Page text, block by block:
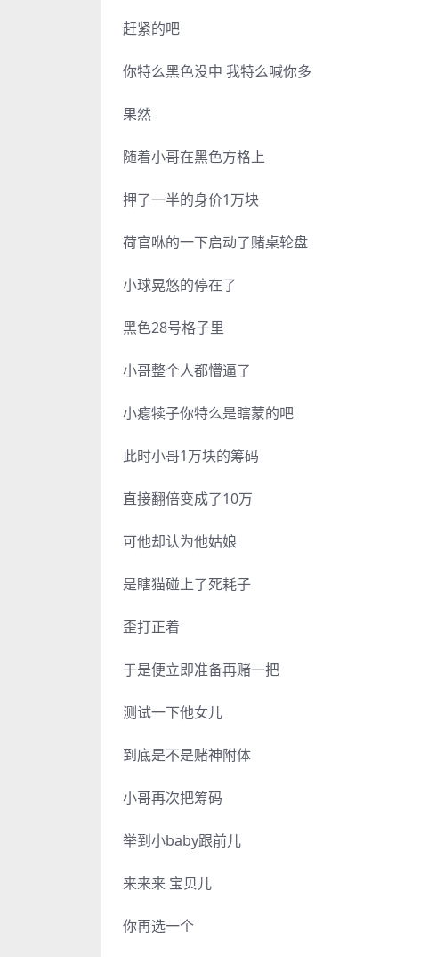
赶紧的吧
你特么黑色没中 我特么喊你多
果然
随着小哥在黑色方格上
押了一半的身价1万块
荷官咻的一下启动了赌桌轮盘
小球晃悠的停在了
黑色28号格子里
小哥整个人都懵逼了
小瘪犊子你特么是瞎蒙的吧
此时小哥1万块的筹码
直接翻倍变成了10万
可他却认为他姑娘
是瞎猫碰上了死耗子
歪打正着
于是便立即准备再赌一把
测试一下他女儿
到底是不是赌神附体
小哥再次把筹码
举到小baby跟前儿
来来来 宝贝儿
你再选一个